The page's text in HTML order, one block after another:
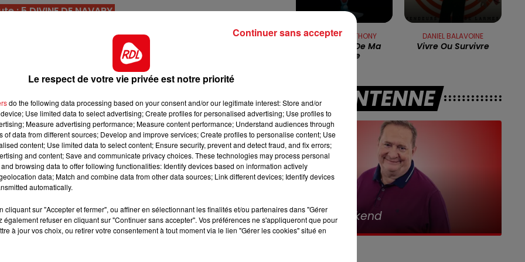
RDL WEEKEND
7h00 - 10h00
RDL WEEK-END
: 5 DIVINE DE NAVARY
depuis le début de l'hiver, et mériterait de finir cette
fin de course dans le Grand Prix au Croisé samedi
une nouvelle belle performance est attendue.
sur le renouveau, et posséde des titres sur les pistes
sa place est à l'arrivée.
à Amiens, il a déjà reussi sur ce parcours, et malgré sa
posséde une chance regulière.
et vaut mieux effacer ses deux dernières sorties. A
distances et corde à gauche. Bien placé derrière
surprendre à belle cote.
à Cagnes cet hiver et vient de bien se comporter
à l'économie, pour la 4/5éme place.
RICHARD ANTHONY
Amoureux De Ma
Femme
DANIEL BALAVOINE
Vivre Ou Survivre
A L'ANTENNE
7h00 - 10h00
RDL Week-end
10h00 - 12h00
RDL Weekend
Le respect de votre vie privée est notre priorité
do the following data processing based on your consent and/or our legitimate interest: Store and/or
Use limited data to select advertising; Create profiles for personalised advertising; Use profiles to
Measure advertising performance; Measure content performance; Understand audiences through
of data from different sources; Develop and improve services; Create profiles to personalise content; Use
content; Use limited data to select content; Ensure security, prevent and detect fraud, and fix errors;
and content; Save and communicate privacy choices. These technologies may process personal
browsing data to offer following functionalities: Identify devices based on information actively
data; Match and combine data from other data sources; Link different devices; Identify devices
automatically.
cliquant sur "Accepter et fermer", ou affiner en sélectionnant les finalités et/ou partenaires dans "Gérer
également refuser en cliquant sur "Continuer sans accepter". Vos préférences ne s'appliqueront que pour
à jour vos choix, ou retirer votre consentement à tout moment via le lien "Gérer les cookies" situé en
Continuer sans accepter